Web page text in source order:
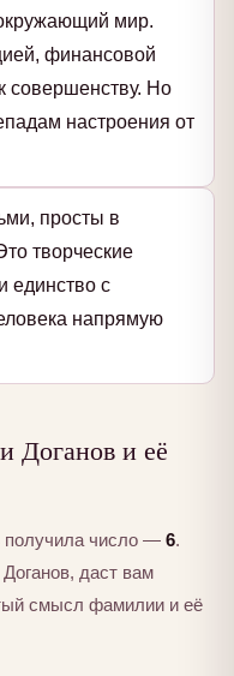
мир.
финансовой
совершенству. Но
настроения от
просты в
творческие
единство с
напрямую
Доганов и её
получила число — 6.
даст вам
смысл фамилии и её